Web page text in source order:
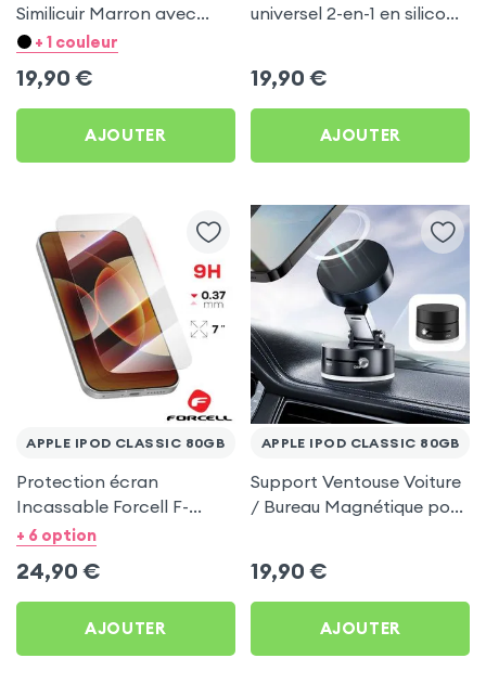
Similicuir Marron avec
Porte carte pour Apple
+ 1 couleur
19,90 €
AJOUTER
universel 2-en-1 en silicone
19,90 €
AJOUTER
APPLE IPOD CLASSIC 80GB
Protection écran
Incassable Forcell F-
Protect Nano 9H pour
+ 6 option
24,90 €
AJOUTER
APPLE IPOD CLASSIC 80GB
Support Ventouse Voiture
/ Bureau Magnétique pour
19,90 €
AJOUTER